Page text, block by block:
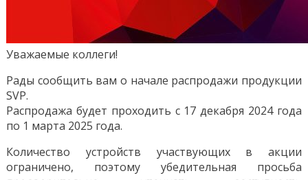
Уважаемые коллеги!
Рады сообщить вам о начале распродажи продукции
SVP.
Распродажа будет проходить с 17 декабря 2024 года
по 1 марта 2025 года.
Количество устройств участвующих в акции
ограничено, поэтому убедительная просьба